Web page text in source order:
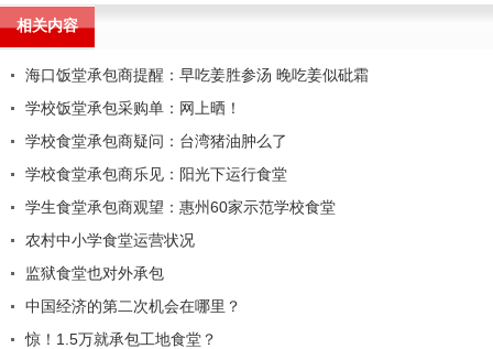
相关内容
海口饭堂承包商提醒：早吃姜胜参汤 晚吃姜似砒霜
学校饭堂承包采购单：网上晒！
学校食堂承包商疑问：台湾猪油肿么了
学校食堂承包商乐见：阳光下运行食堂
学生食堂承包商观望：惠州60家示范学校食堂
农村中小学食堂运营状况
监狱食堂也对外承包
中国经济的第二次机会在哪里？
惊！1.5万就承包工地食堂？